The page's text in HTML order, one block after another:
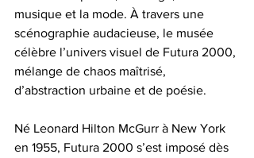
musique et la mode. À travers une
scénographie audacieuse, le musée
célèbre l’univers visuel de Futura 2000,
mélange de chaos maîtrisé,
d’abstraction urbaine et de poésie.
Né Leonard Hilton McGurr à New York
en 1955, Futura 2000 s’est imposé dès